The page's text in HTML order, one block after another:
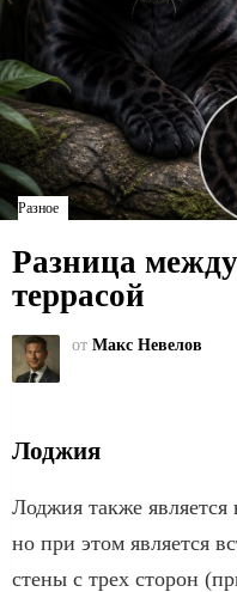
Разное
Разница
террасой
от Макс Невелов
Лоджия
Лоджия также
но при этом является
стены с трех сторон